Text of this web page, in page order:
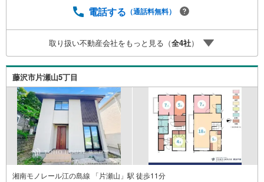
まで。ご自宅へお迎え、最寄駅でお待ち合わせ、弊社への
のご相談など。○キッズスペースもご用意しております○お
車の無料提携駐車場がございます詳しくは営業スタッフよ
りお伝えさせて頂きます。なんでもお気軽にお申し付けく
ださいませ。
電話する （通話料無料）
取り扱い不動産会社をもっと見る（全4社）
藤沢市片瀬山5丁目
湘南モノレール江の島線 「片瀬山」駅 徒歩11分